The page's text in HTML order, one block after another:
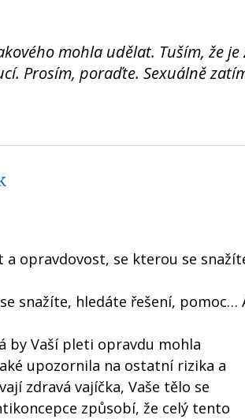
mohla udělat. Tuším, že je
Prosím, poraďte. Sexuálně
a opravdovost, se kterou se
snažíte, hledáte řešení, pomoc…
by Vaší pleti opravdu mohla
upozornila na ostatní rizika a
zdravá vajíčka, Vaše tělo se
způsobí, že celý tento